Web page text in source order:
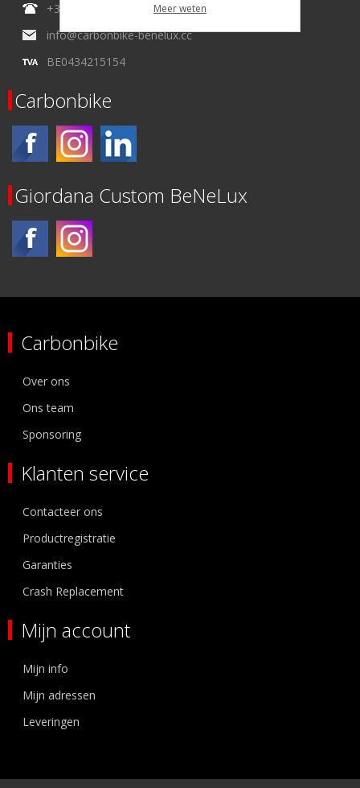
+32 (0)4.227.31.09
info@carbonbike-benelux.cc
BE0434215154
Carbonbike
Giordana Custom BeNeLux
Carbonbike
Over ons
Ons team
Sponsoring
Klanten service
Contacteer ons
Productregistratie
Garanties
Crash Replacement
Mijn account
Mijn info
Mijn adressen
Leveringen
Meer weten